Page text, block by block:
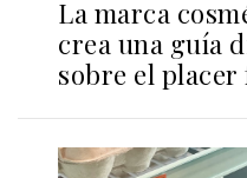
La marca
crea una guía
sobre el